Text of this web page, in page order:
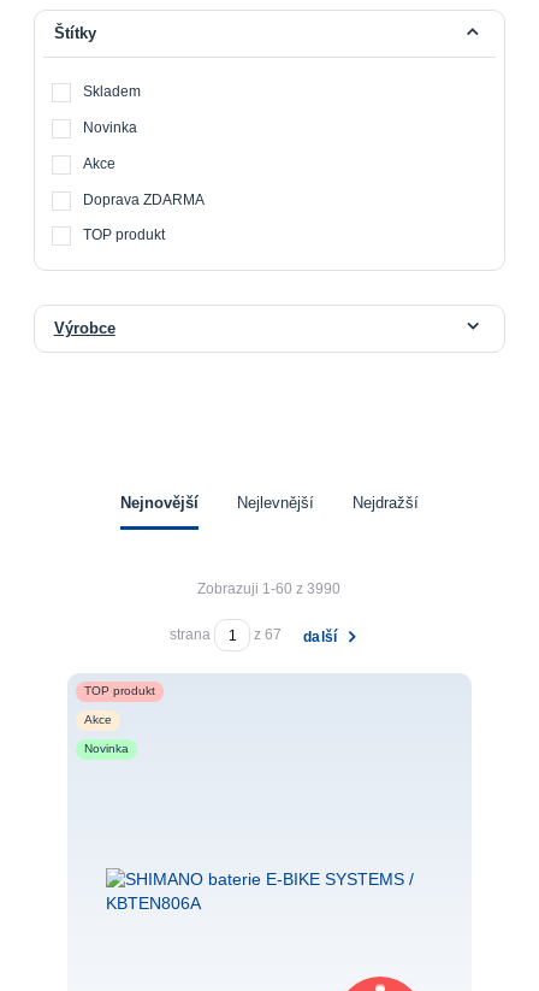
Štítky
Skladem
Novinka
Akce
Doprava ZDARMA
TOP produkt
Výrobce
Nejnovější Nejlevnější Nejdražší
Zobrazuji 1-60 z 3990
strana z 67 další
TOP produkt
Akce
Novinka